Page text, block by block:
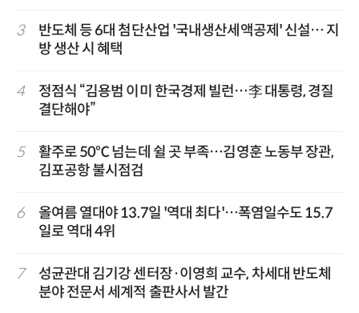
3
반도체 등 6대 첨단산업 '국내생산세액공제' 신설… 지
방 생산 시 혜택
4
정점식 “김용범 이미 한국경제 빌런…李 대통령, 경질
결단해야”
5
활주로 50℃ 넘는데 쉴 곳 부족…김영훈 노동부 장관,
김포공항 불시점검
6
올여름 열대야 13.7일 '역대 최다'…폭염일수도 15.7
일로 역대 4위
7
성균관대 김기강 센터장·이영희 교수, 차세대 반도체
분야 전문서 세계적 출판사서 발간